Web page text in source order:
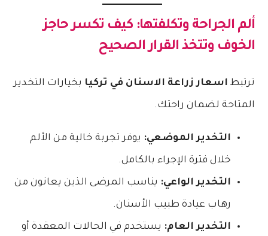
ألم الجراحة وتكلفتها: كيف تكسر حاجز
الخوف وتتخذ القرار الصحيح
ترتبط اسعار زراعة الاسنان في تركيا بخيارات التخدير
المتاحة لضمان راحتك.
التخدير الموضعي: يوفر تجربة خالية من الألم
خلال فترة الإجراء بالكامل.
التخدير الواعي: يناسب المرضى الذين يعانون من
رهاب عيادة طبيب الأسنان.
التخدير العام: يستخدم في الحالات المعقدة أو